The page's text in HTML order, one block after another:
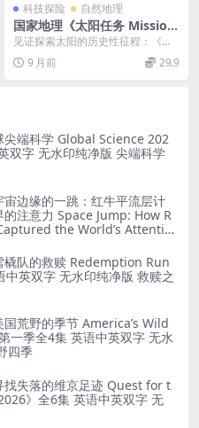
科技探险 自然地理
国家地理《太阳任务 Mission
to the Sun 2018》英语多国
中字 官方纯净版 1080P/MK
V/2.63G 探索太阳
见证探索太阳的历史性征程：《太
阳任务Mission to the Sun 201...
9 月前 29.9
尖端科学 Global Science 202
双字 无水印纯净版 尖端科学
边缘的一跳：红牛平流层计
注意力 Space Jump: How R
the World’s Attentio
橇队的救赎 Redemption Run
英双字 无水印纯净版 救赎之
荒野的季节 America’s Wild
一季全4集 英语中英双字 无水
四季
找失落的维京足迹 Quest for t
》全6集 英语中英双字 无